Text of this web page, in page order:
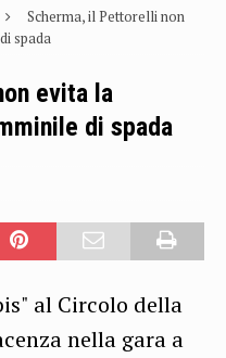
Scherma, il Pettorelli non
spada
evita la
di spada
al Circolo della
nella gara a